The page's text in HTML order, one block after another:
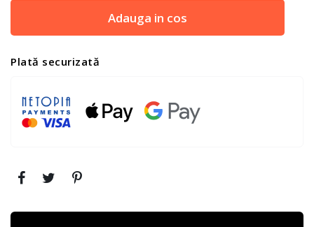
Adauga in cos
Plată securizată